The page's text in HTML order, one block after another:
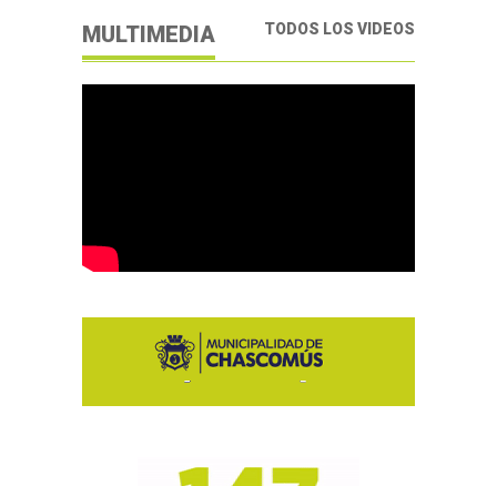
MULTIMEDIA TODOS LOS VIDEOS